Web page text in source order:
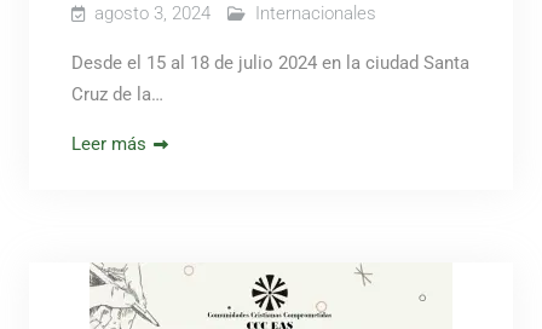
agosto 3, 2024 Internacionales
Desde el 15 al 18 de julio 2024 en la ciudad Santa
Cruz de la…
Leer más